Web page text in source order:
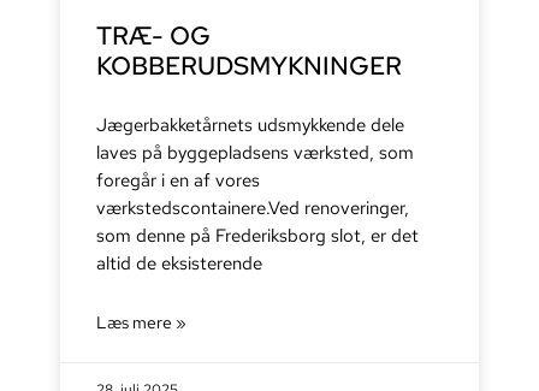
TRÆ- OG
KOBBERUDSMYKNINGER
Jægerbakketårnets udsmykkende dele
laves på byggepladsens værksted, som
foregår i en af vores
værkstedscontainere.Ved renoveringer,
som denne på Frederiksborg slot, er det
altid de eksisterende
Læs mere »